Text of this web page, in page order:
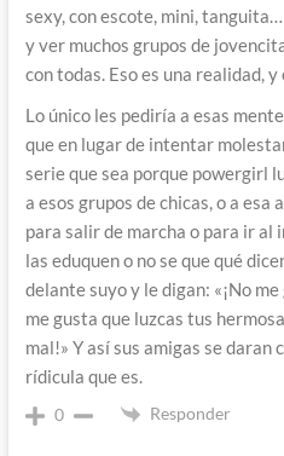
sexy, con escote, mini,
y ver muchos grupos de
con todas. Eso es una realidad,
Lo único les pediría a esas
que en lugar de intentar
serie que sea porque powergirl
a esos grupos de chicas, o a esa
para salir de marcha o para ir
las eduquen o no se que qué
delante suyo y le digan: «¡No
me gusta que luzcas tus
mal!» Y así sus amigas se
rídicula que es.
0 Responder